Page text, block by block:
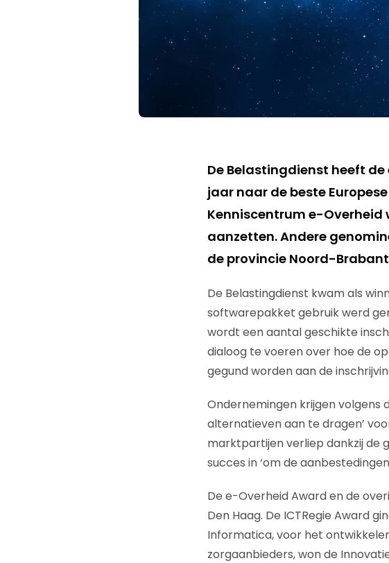
De Belastingdienst heeft
jaar naar de beste
Kenniscentrum e-Overheid
aanzetten. Andere
de provincie Noord-
De Belastingdienst kwam als
softwarepakket gebruik werd
wordt een aantal geschikte
dialoog te voeren over hoe de
gegund worden aan de
Ondernemingen krijgen volgens
alternatieven aan te dragen’
marktpartijen verliep dankzij de
succes in ‘om de
De e-Overheid Award en de
Den Haag. De ICTRegie Award
Informatica, voor het
zorgaanbieders, won de